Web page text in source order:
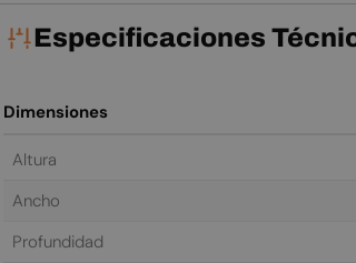
Especificaciones
Dimensiones
Altura
Ancho
Profundidad